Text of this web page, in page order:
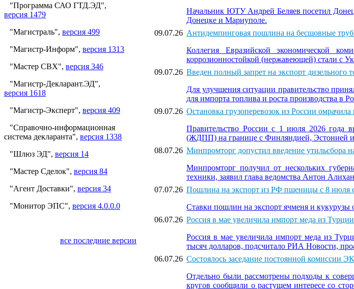
"Программа САО ГТД.ЭД",
версия 1479
"Магистраль", версия 499
"Магистр-Информ", версия 1313
"Мастер СВХ", версия 346
"Магистр-Декларант.ЭД",
версия 1618
"Магистр-Эксперт", версия 409
"Справочно-информационная
система декларанта", версия 1338
"Шлюз ЭД", версия 14
"Мастер Сделок", версия 84
"Агент Доставки", версия 34
"Монитор ЭПС", версия 4.0.0.0
все последние версии
Начальник ЮТУ Андрей Беляев посетил
Донецке и Мариуполе.
09.07.26 Антидемпинговая пошлина на бесшовные
Коллегия Евразийской экономической
коррозионностойкой (нержавеющей) стали с
09.07.26 Введен полный запрет на экспорт дизельного
Для улучшения ситуации правительство
для импорта топлива и роста производства в
09.07.26 Остановка грузоперевозок из России
Правительство России с 1 июля 2026 года
(ЖДПП) на границе с Финляндией, Эстонией и
08.07.26 Минпромторг допустил введение утильсбора
Минпромторг получил от нескольких
техники, заявил глава ведомства Антон
07.07.26 Пошлина на экспорт из РФ пшеницы с 8 июля
Ставки пошлин на экспорт ячменя и кукурузы
06.07.26 Россия в мае увеличила импорт меда из
Россия в мае увеличила импорт меда из
тысяч долларов, подсчитало РИА Новости,
06.07.26 Состоялось заседание постоянной комиссии
Отдельно были рассмотрены подходы к
кругов сообщили о растущем интересе со